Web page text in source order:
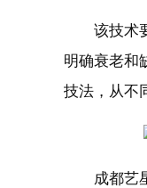
该技术
明确衰老和
技法，从不
成都艺